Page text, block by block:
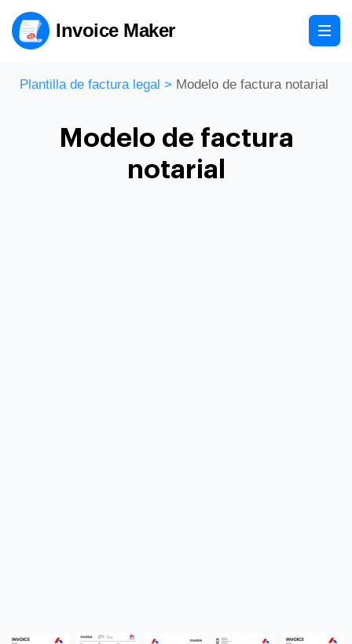
Invoice Maker
Plantilla de factura legal > Modelo de factura notarial
Modelo de factura
notarial